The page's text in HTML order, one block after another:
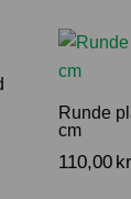
Runde
cm
110,00